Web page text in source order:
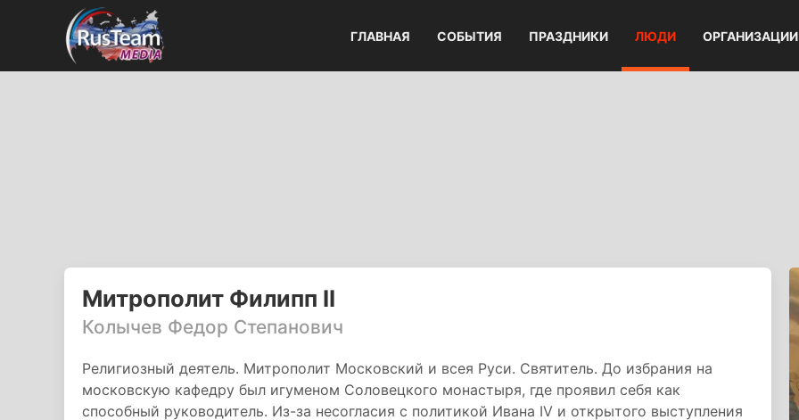
ГЛАВНАЯ СОБЫТИЯ ПРАЗДНИКИ ЛЮДИ ОРГАНИЗАЦИИ
Митрополит Филипп II
Колычев Федор Степанович
Религиозный деятель. Митрополит Московский и всея Руси. Святитель. До избрания на
московскую кафедру был игуменом Соловецкого монастыря, где проявил себя как
способный руководитель. Из-за несогласия с политикой Ивана IV и открытого выступления